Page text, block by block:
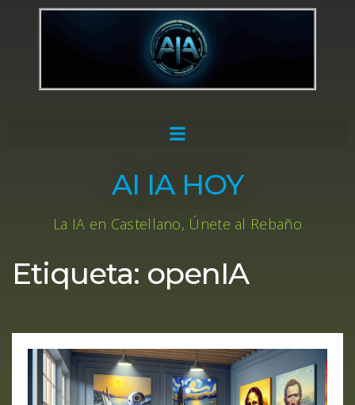
AI IA HOY
La IA en Castellano, Únete al Rebaño
Etiqueta: openIA